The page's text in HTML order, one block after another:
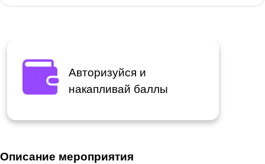
Авторизуйся и
накапливай баллы
Описание мероприятия